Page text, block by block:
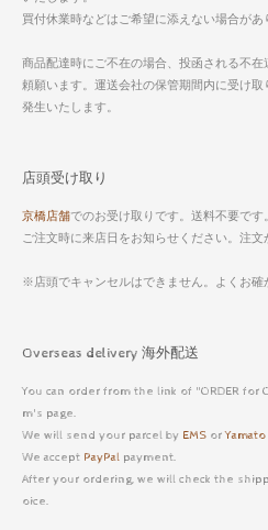
買付休業時などはご希望に添えない場合があ
商品配達時にご不在の場合、投函される不
頼願います。運送会社の保管期間内に受け
発生いたします。
店頭受け取り
京橋店舗でのお受け取りです。送料不要です。
ご注文時に来店日をお知らせください。注文
※店頭でキャンセルはできません。よくお確
Overseas delivery 海外配送
You can order from the link of "ORDER for
m's page.
We will send your parcel by EMS or
We accept PayPal payment.
After your ordering, we will check the
oice.